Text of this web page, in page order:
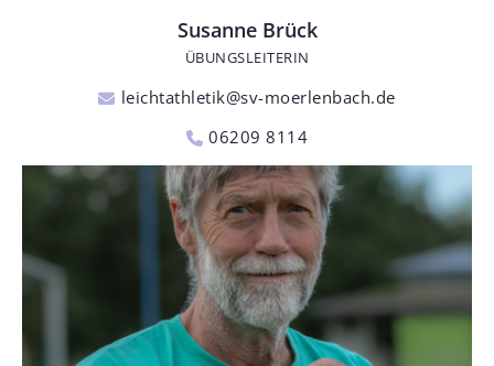
Susanne Brück
ÜBUNGSLEITERIN
leichtathletik@sv-moerlenbach.de
06209 8114